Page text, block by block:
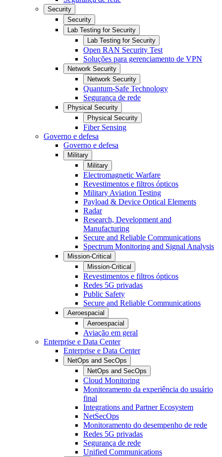
Security
Security
Lab Testing for Security
Lab Testing for Security
Open RAN Security Test
Soluções para gerenciamento de VPN
Network Security
Network Security
Quantum-Safe Technology
Segurança de rede
Physical Security
Physical Security
Fiber Sensing
Governo e defesa
Governo e defesa
Military
Military
Electromagnetic Warfare
Revestimentos e filtros ópticos
Military Aviation Testing
Payload & Device Optical Elements
Radar
Research, Development and
Manufacturing
Secure and Reliable Communications
Spectrum Monitoring and Signal Analysis
Mission-Critical
Mission-Critical
Revestimentos e filtros ópticos
Redes 5G privadas
Public Safety
Secure and Reliable Communications
Aeroespacial
Aeroespacial
Aviação em geral
Enterprise e Data Center
Enterprise e Data Center
NetOps and SecOps
NetOps and SecOps
Cloud Monitoring
Monitoramento da experiência do usuário
final
Integrations and Partner Ecosystem
NetSecOps
Monitoramento do desempenho de rede
Redes 5G privadas
Segurança de rede
Unified Communications